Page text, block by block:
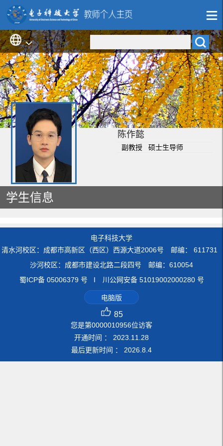
陈作懿
副教授 硕士生导师
学生信息
电子科技大学
清水河校区：成都市高新区（西区）西源大道2006号 邮编： 611731
沙河校区：成都市建设北路二段四号 邮编：610054
蜀ICP备 05006379 号 I 川公网安备 51019002000280 号
电脑版
85
您是第0000010956位访客
开通时间 ： 2023 11 28
最后更新时间 ： 2026 8 4